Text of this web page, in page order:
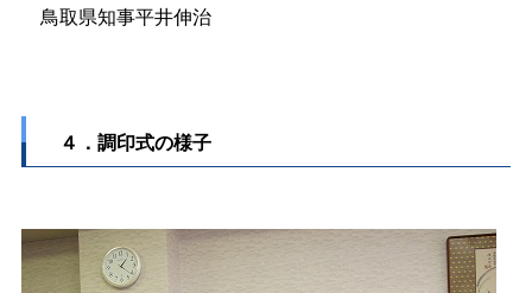
鳥取県知事平井伸治
４．調印式の様子